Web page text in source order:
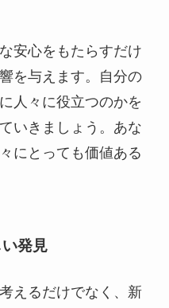
安心をもたらすだけ
を与えます。自分の
人々に役立つのかを
いきましょう。あな
にとっても価値ある
発見
えるだけでなく、新